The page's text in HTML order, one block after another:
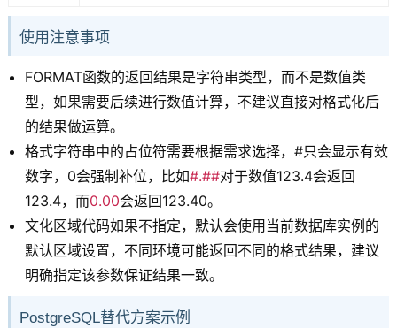
使用注意事项
FORMAT函数的返回结果是字符串类型，而不是数值类
型，如果需要后续进行数值计算，不建议直接对格式化后
的结果做运算。
格式字符串中的占位符需要根据需求选择，#只会显示有效
数字，0会强制补位，比如#.##对于数值123.4会返回
123.4，而0.00会返回123.40。
文化区域代码如果不指定，默认会使用当前数据库实例的
默认区域设置，不同环境可能返回不同的格式结果，建议
明确指定该参数保证结果一致。
PostgreSQL替代方案示例